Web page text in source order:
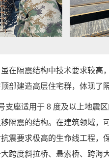
在隔震结构中技术要求较高
部建造高层住宅群，体现了
支座适用于 8 度及以上地震
隔震的结构。在建筑领域，
震要求极高的生命线工程，
跨度斜拉桥、悬索桥、跨海